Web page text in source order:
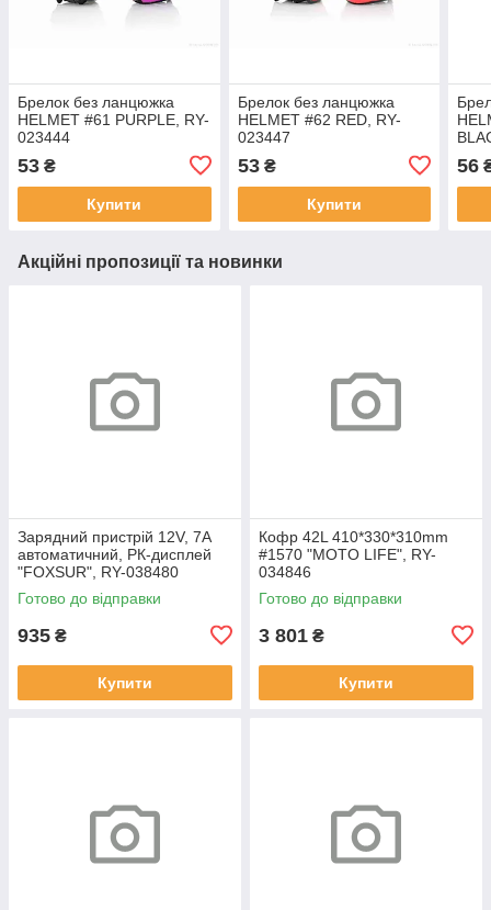
Брелок без ланцюжка
HELMET #61 PURPLE, RY-
023444
53 ₴
Купити
Брелок без ланцюжка
HELMET #62 RED, RY-
023447
53₴
Купити
56
Акційні пропозиції та новинки
Зарядний пристрій 12V, 7A
автоматичний, РК-дисплей
"FOXSUR", RY-038480
Готово до відправки
935 ₴
Купити
Кофр 42L 410*330*310mm
#1570 "MOTO LIFE", RY-
034846
Готово до відправки
3 801 ₴
Купити